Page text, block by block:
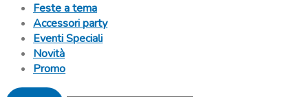
Feste a tema
Accessori party
Eventi Speciali
Novità
Promo